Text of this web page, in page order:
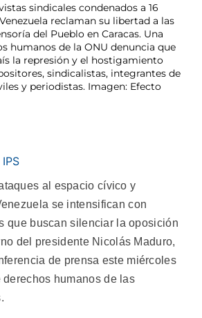
sindicales condenados a 16
reclaman su libertad a las
del Pueblo en Caracas. Una
humanos de la ONU denuncia que
la represión y el hostigamiento
sindicalistas, integrantes de
y periodistas. Imagen: Efecto
al espacio cívico y
se intensifican con
que buscan silenciar la oposición
del presidente Nicolás Maduro,
de prensa este miércoles
humanos de las